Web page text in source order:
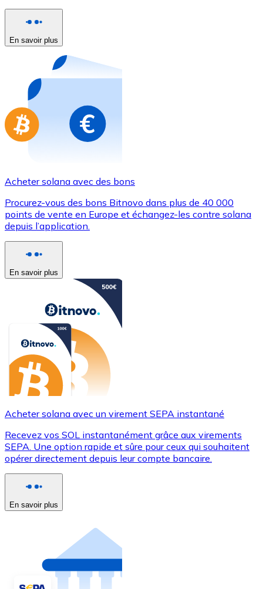
Acheter avec carte
Nouveau
Achetez des cartes-cadeaux de vos marques
Aller à la boutique de cartes-cadeaux
En savoir plus
Acheter solana avec des bons
Procurez-vous des bons Bitnovo dans plus de 40 000
points de vente en Europe et échangez-les contre solana
depuis l’application.
En savoir plus
Acheter solana avec un virement SEPA instantané
Recevez vos SOL instantanément grâce aux virements
SEPA. Une option rapide et sûre pour ceux qui souhaitent
opérer directement depuis leur compte bancaire.
En savoir plus